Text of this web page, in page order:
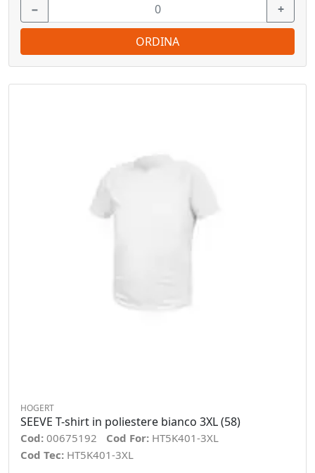
− +
ORDINA
HOGERT
SEEVE T-shirt in poliestere bianco 3XL (58)
Cod: 00675192 Cod For: HT5K401-3XL
Cod Tec: HT5K401-3XL